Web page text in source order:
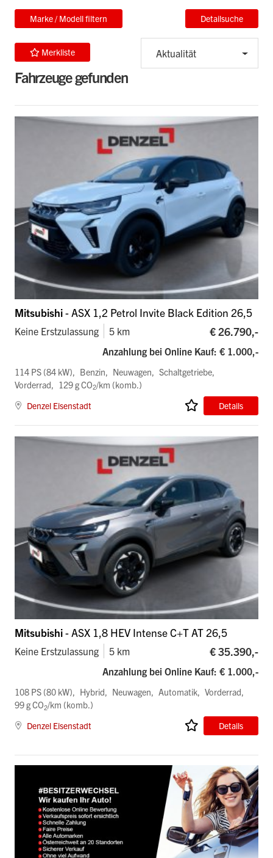
Marke / Modell filtern Detailsuche
Merkliste Aktualität
Fahrzeuge gefunden
Mitsubishi- ASX 1,2 Petrol Invite Black Edition 26,5
Keine Erstzulassung 5 km € 26.790,-
Anzahlung bei Online Kauf: € 1.000,-
114 PS (84 kW) Benzin Neuwagen
Schaltgetriebe
Vorderrad
129 g CO2/km (komb.)
Denzel Eisenstadt
Details
Mitsubishi- ASX 1,8 HEV Intense C+T AT 26,5
Keine Erstzulassung 5 km € 35.390,-
Anzahlung bei Online Kauf: € 1.000,-
108 PS (80 kW) Hybrid Neuwagen Automatik
Vorderrad
99 g CO2/km (komb.)
Denzel Eisenstadt
Details